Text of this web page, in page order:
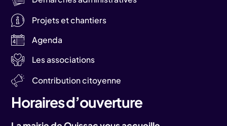
Projets et chantiers
Agenda
Les associations
Contribution citoyenne
Horaires d’ouverture